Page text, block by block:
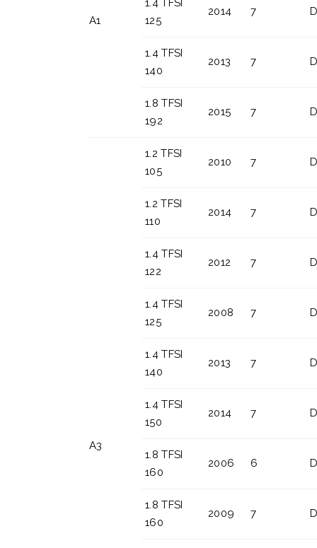
A1
1.4 TFSI
125
2014 7
1.4 TFSI
140
2013 7
1.8 TFSI
192
2015 7
A3
1.2 TFSI
105
2010 7
1.2 TFSI
110
2014 7
1.4 TFSI
122
2012 7
1.4 TFSI
125
2008 7
1.4 TFSI
140
2013 7
1.4 TFSI
150
2014 7
1.8 TFSI
160
2006 6
1.8 TFSI
160
2009 7